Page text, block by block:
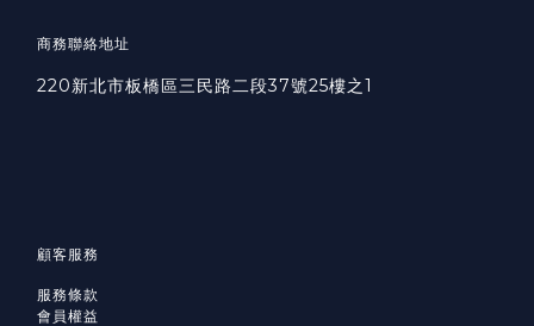
商務聯絡地址
220新北市板橋區三民路二段37號25樓之1
顧客服務
服務條款
會員權益